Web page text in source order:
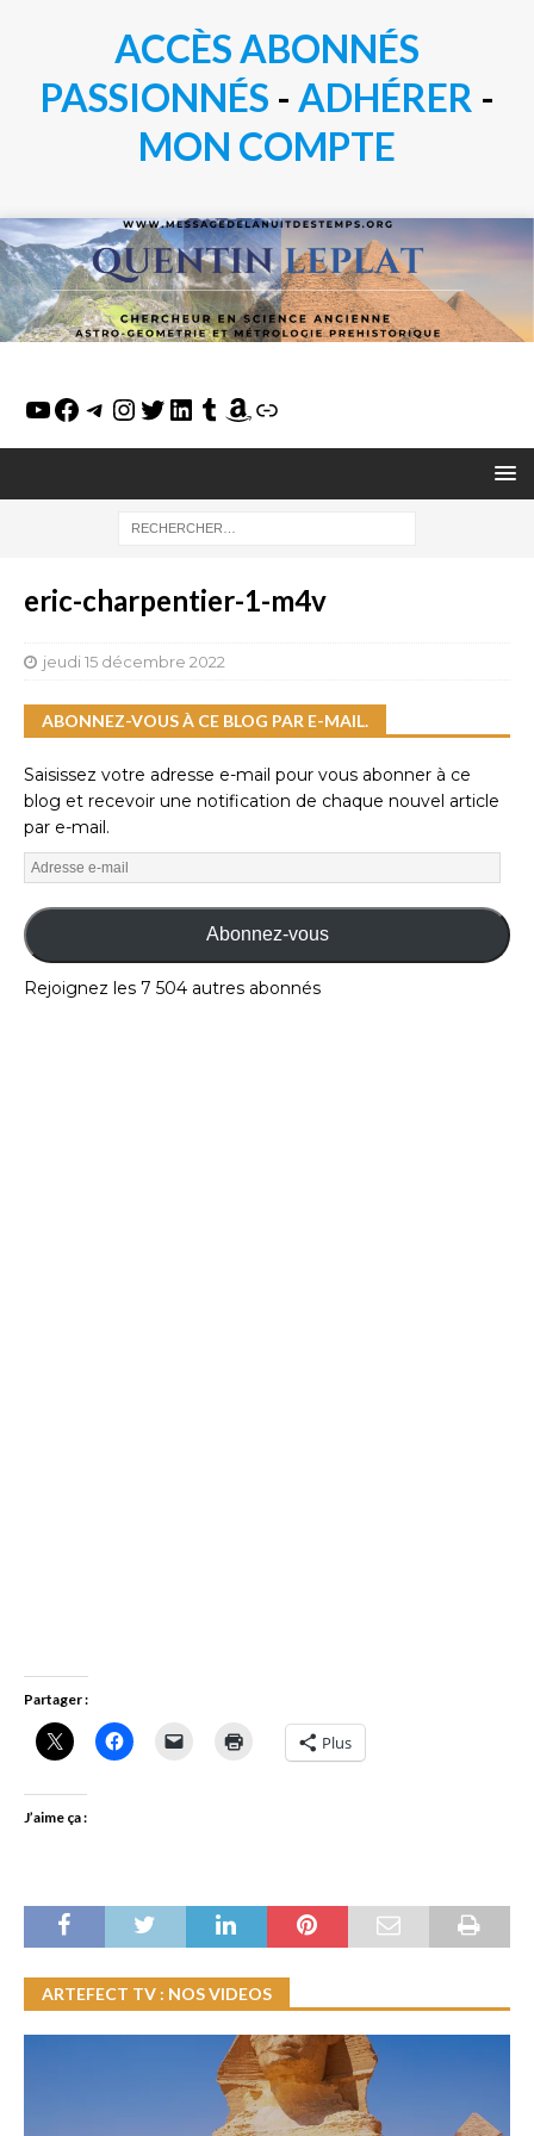
ACCÈS ABONNÉS
PASSIONNÉS - ADHÉRER -
MON COMPTE
eric-charpentier-1-m4v
jeudi 15 décembre 2022
ABONNEZ-VOUS À CE BLOG PAR E-MAIL.
Saisissez votre adresse e-mail pour vous abonner à ce
blog et recevoir une notification de chaque nouvel article
par e-mail.
Abonnez-vous
Rejoignez les 7 504 autres abonnés
Partager :
Plus
J’aime ça :
ARTEFECT TV : NOS VIDEOS